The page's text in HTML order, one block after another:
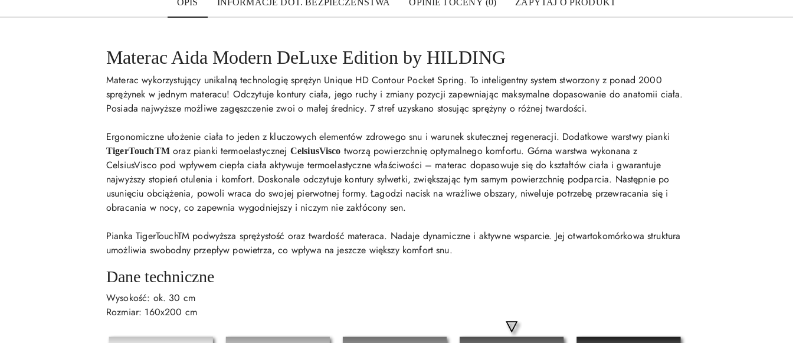
OPIS INFORMACJE DOT. BEZPIECZEŃSTWA OPINIE I OCENY (0) ZAPYTAJ O PRODUKT
Materac Aida Modern DeLuxe Edition by HILDING
Materac wykorzystujący unikalną technologię sprężyn Unique HD Contour Pocket Spring. To inteligentny system stworzony z ponad 2000
sprężynek w jednym materacu! Odczytuje kontury ciała, jego ruchy i zmiany pozycji zapewniając maksymalne dopasowanie do anatomii ciała.
Posiada najwyższe możliwe zagęszczenie zwoi o małej średnicy. 7 stref uzyskano stosując sprężyny o różnej twardości.
Ergonomiczne ułożenie ciała to jeden z kluczowych elementów zdrowego snu i warunek skutecznej regeneracji. Dodatkowe warstwy pianki
TigerTouchTMoraz pianki termoelastycznej CelsiusVisco tworzą powierzchnię optymalnego komfortu. Górna warstwa wykonana z
CelsiusVisco pod wpływem ciepła ciała aktywuje termoelastyczne właściwości – materac dopasowuje się do kształtów ciała i gwarantuje
najwyższy stopień otulenia i komfort. Doskonale odczytuje kontury sylwetki, zwiększając tym samym powierzchnię podparcia. Następnie po
usunięciu obciążenia, powoli wraca do swojej pierwotnej formy. Łagodzi nacisk na wrażliwe obszary, niweluje potrzebę przewracania się i
obracania w nocy, co zapewnia wygodniejszy i niczym nie zakłócony sen.
Pianka TigerTouchTM podwyższa sprężystość oraz twardość materaca. Nadaje dynamiczne i aktywne wsparcie. Jej otwartokomórkowa struktura
umożliwia swobodny przepływ powietrza, co wpływa na jeszcze większy komfort snu.
Dane techniczne
Wysokość: ok. 30 cm
Rozmiar: 160x200 cm